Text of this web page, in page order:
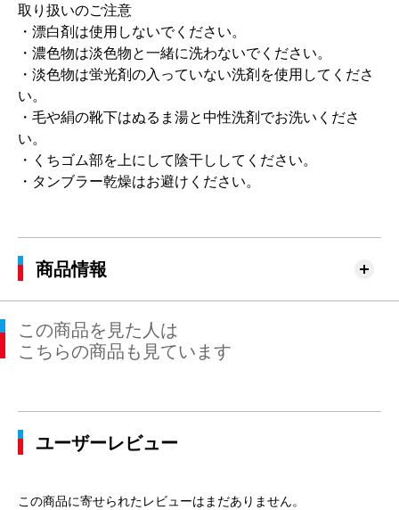
取り扱いのご注意
・漂白剤は使用しないでください。
・濃色物は淡色物と一緒に洗わないでください。
・淡色物は蛍光剤の入っていない洗剤を使用してくださ
い。
・毛や絹の靴下はぬるま湯と中性洗剤でお洗いくださ
い。
・くちゴム部を上にして陰干ししてください。
・タンブラー乾燥はお避けください。
商品情報
この商品を見た人は
こちらの商品も見ています
ユーザーレビュー
この商品に寄せられたレビューはまだありません。